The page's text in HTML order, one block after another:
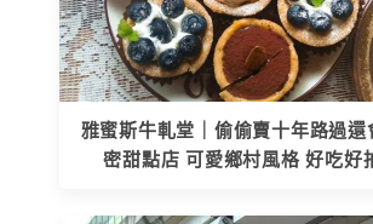
雅蜜斯牛軋堂｜偷偷賣十年路過還
密甜點店 可愛鄉村風格 好吃好